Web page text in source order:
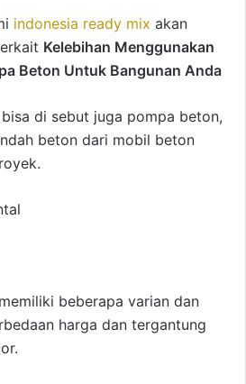
indonesia ready mix akan
Kelebihan Menggunakan
Beton Untuk Bangunan Anda
di sebut juga pompa beton,
beton dari mobil beton
beberapa varian dan
harga dan tergantung